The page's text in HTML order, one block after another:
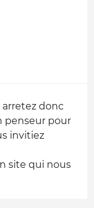
arretez donc
penseur pour
invitiez
site qui nous